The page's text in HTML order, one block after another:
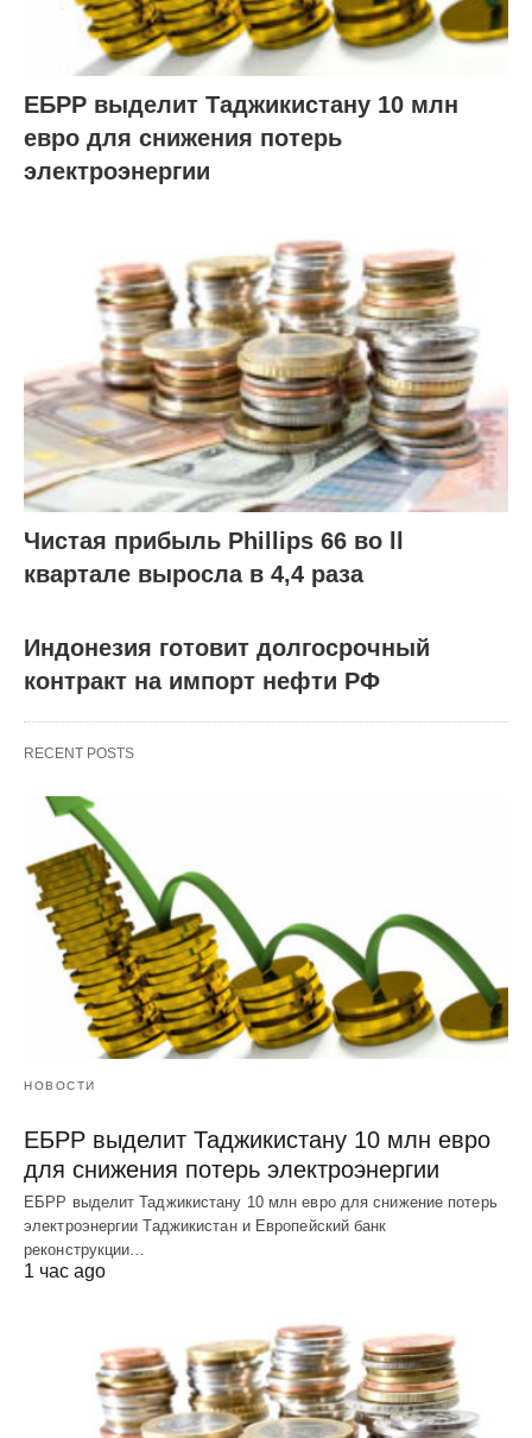
ЕБРР выделит Таджикистану 10 млн
евро для снижения потерь
электроэнергии
Чистая прибыль Phillips 66 во ll
квартале выросла в 4,4 раза
Индонезия готовит долгосрочный
контракт на импорт нефти РФ
RECENT POSTS
НОВОСТИ
ЕБРР выделит Таджикистану 10 млн евро
для снижения потерь электроэнергии
ЕБРР выделит Таджикистану 10 млн евро для снижение потерь
электроэнергии Таджикистан и Европейский банк
реконструкции…
1 час ago